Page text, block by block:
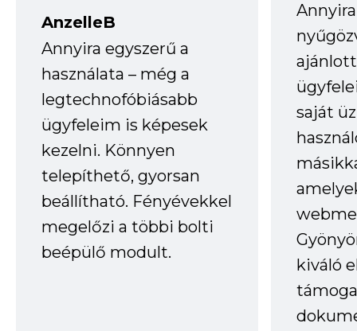
AnzelleB
Annyira egyszerű a
használata – még a
legtechnofóbiásabb
ügyfeleim is képesek
kezelni. Könnyen
telepíthető, gyorsan
beállítható. Fényévekkel
megelőzi a többi bolti
beépülő modult.
saját
kiváló